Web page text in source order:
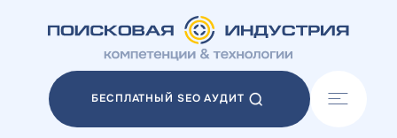
БЕСПЛАТНЫЙ SEO АУДИТ
Акции
Отзывы